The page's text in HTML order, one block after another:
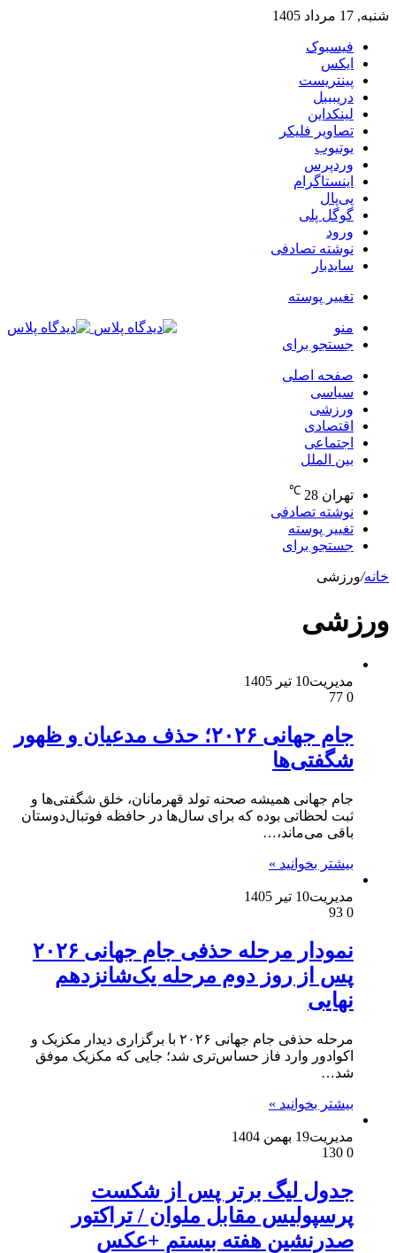
شنبه, 17 مرداد 1405
فیسبوک
ایکس
پینتریست
دریبببل
لینکداین
تصاویر فلیکر
یوتیوب
وردپرس
اینستاگرام
پی‌پال
گوگل پلی
ورود
نوشته تصادفی
سایدبار
تغییر پوسته
منو
جستجو برای
صفحه اصلی
سیاسی
ورزشی
اقتصادی
اجتماعی
بین الملل
تهران 28
℃
نوشته تصادفی
تغییر پوسته
جستجو برای
خانه/ورزشی
ورزشی
مدیریت10 تیر 1405
0
جام جهانی ۲۰۲۶؛ حذف مدعیان و ظهور
شگفتی‌ها
جام جهانی همیشه صحنه تولد قهرمانان، خلق شگفتی‌ها و
ثبت لحظاتی بوده که برای سال‌ها در حافظه فوتبال‌دوستان
باقی می‌ماند،…
بیشتر بخوانید »
مدیریت10 تیر 1405
0
نمودار مرحله حذفی جام جهانی ۲۰۲۶
پس از روز دوم مرحله یک‌شانزدهم
نهایی
مرحله حذفی جام جهانی ۲۰۲۶ با برگزاری دیدار مکزیک و
اکوادور وارد فاز حساس‌تری شد؛ جایی که مکزیک موفق
شد…
بیشتر بخوانید »
مدیریت19 بهمن 1404
0
جدول لیگ برتر پس از شکست
پرسپولیس مقابل ملوان / تراکتور
صدرنشین هفته بیستم +عکس